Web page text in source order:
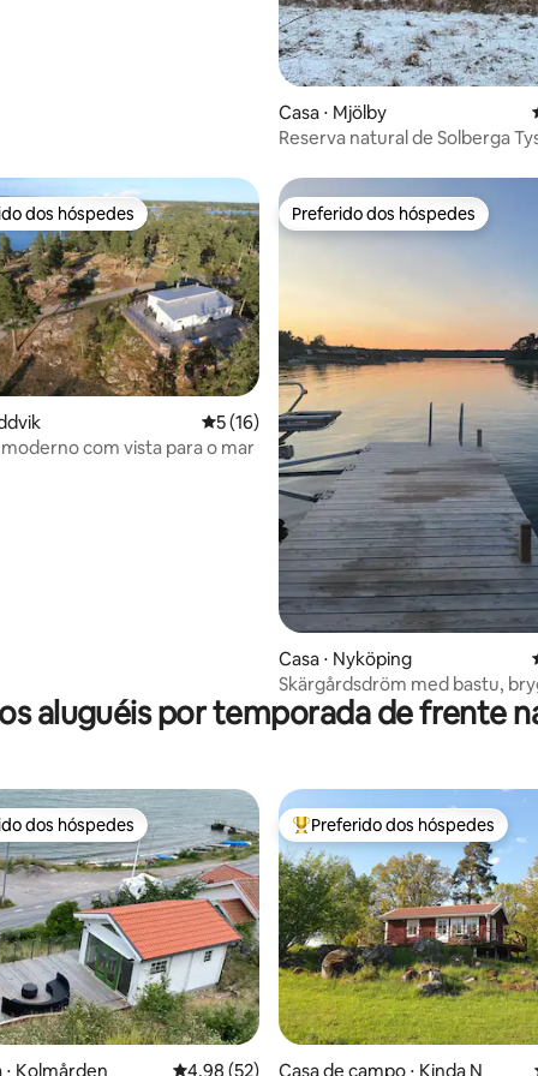
de 5, 45 avaliações Casa ⋅ Mjölby
Reserva natural de Solberga
de 5, 125 avaliações
preferidos dos hóspedes
dos hóspedes
5 de uma avaliação média de 5, 16
5 (16)
com vista para o mar
Preferido dos hóspedes
Preferido dos hóspedes
Casa ⋅ Nyköping
Skärgårdsdröm med bastu,
sjötomt
aluguéis por temporada de frente
de 5, 75 avaliações
preferidos dos hóspedes
dos hóspedes
⋅ Kolmården 4,98 de uma avaliação média de 5, 52
4,98 (52)
Entre os melhores preferidos
Preferido dos hóspedes
Casa de campo ⋅ Kinda N